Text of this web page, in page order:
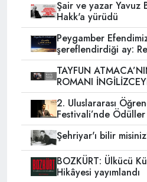
Şair ve yazar Yavuz
Hakk'a yürüdü
Peygamber
şereflendirdiği ay:
TAYFUN
ROMANI
2. Uluslararası
Festivali’nde
Şehriyar'ı bilir
BOZKÜRT: Ülkücü
Hikâyesi yayımlandı